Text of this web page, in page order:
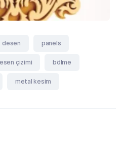
desen panels
çizimi bölme
metal kesim